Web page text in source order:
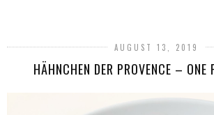
AUGUST 13, 2019
HÄHNCHEN DER PROVENCE – ONE